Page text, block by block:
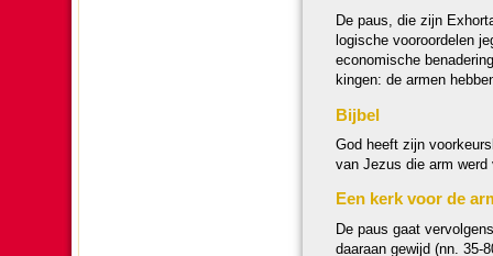
De paus, die zijn
lo­gische vooroor­de­len
econo­mische
kingen: de armen
Bijbel
God heeft zijn
van Jezus die arm werd
Een kerk voor de
De paus gaat
daaraan gewijd (nn. 35-